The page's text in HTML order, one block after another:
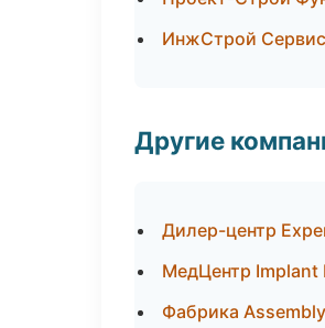
ИнжСтрой
Другие
Дилер-центр
МедЦентр Implant
Фабрика